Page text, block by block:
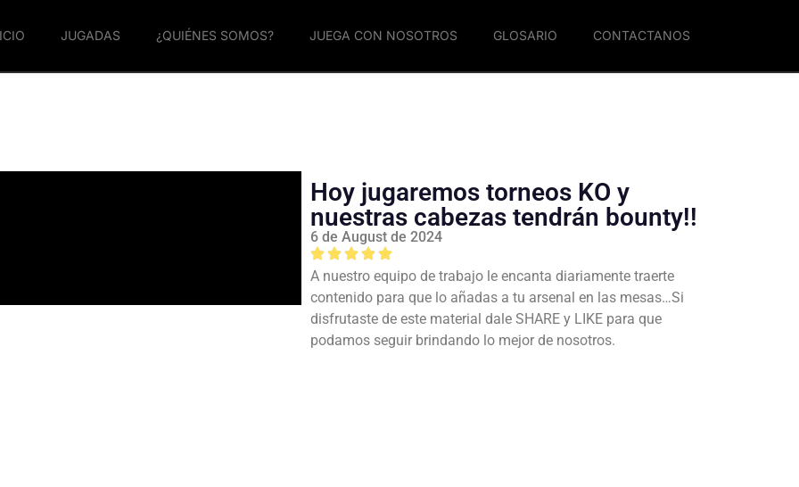
JUGADAS ¿QUIÉNES SOMOS? JUEGA CON NOSOTROS GLOSARIO CONTACTANOS
Hoy jugaremos torneos KO y
nuestras cabezas tendrán bounty!!
6 de August de 2024
A nuestro equipo de trabajo le encanta diariamente traerte
contenido para que lo añadas a tu arsenal en las mesas…Si
disfrutaste de este material dale SHARE y LIKE para que
podamos seguir brindando lo mejor de nosotros.